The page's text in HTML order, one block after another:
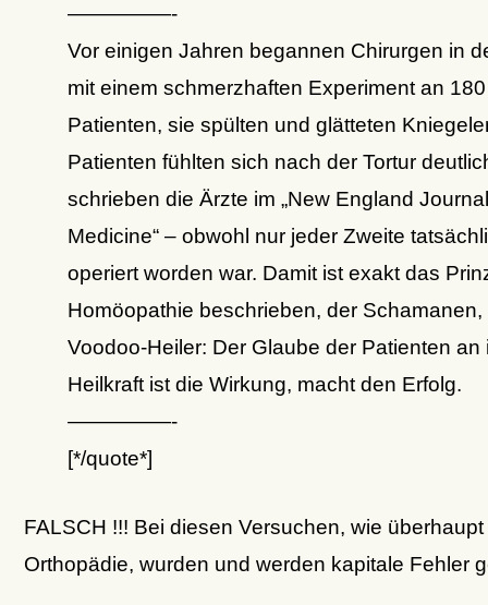
—————-
Vor einigen Jahren begannen Chirurgen in
mit einem schmerzhaften Experiment an
Patienten, sie spülten und glätteten
Patienten fühlten sich nach der Tortur
schrieben die Ärzte im „New England
Medicine“ – obwohl nur jeder Zweite
operiert worden war. Damit ist exakt das
Homöopathie beschrieben, der Schamanen,
Voodoo-Heiler: Der Glaube der Patienten an
Heilkraft ist die Wirkung, macht den Erfolg.
—————-
[*/quote*]
FALSCH !!! Bei diesen Versuchen, wie überhaupt
Orthopädie, wurden und werden kapitale Fehler